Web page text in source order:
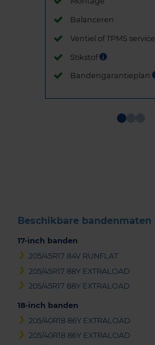
Balanceren
Ventiel of TPMS service
Stikstof
Bandengarantieplan
Beschikbare bandenmaten
17-inch banden
205/45R17 84V RUNFLAT
205/45R17 88Y EXTRALOAD
205/45R17 88Y EXTRALOAD
18-inch banden
205/40R18 86Y EXTRALOAD
205/40R18 86Y EXTRALOAD